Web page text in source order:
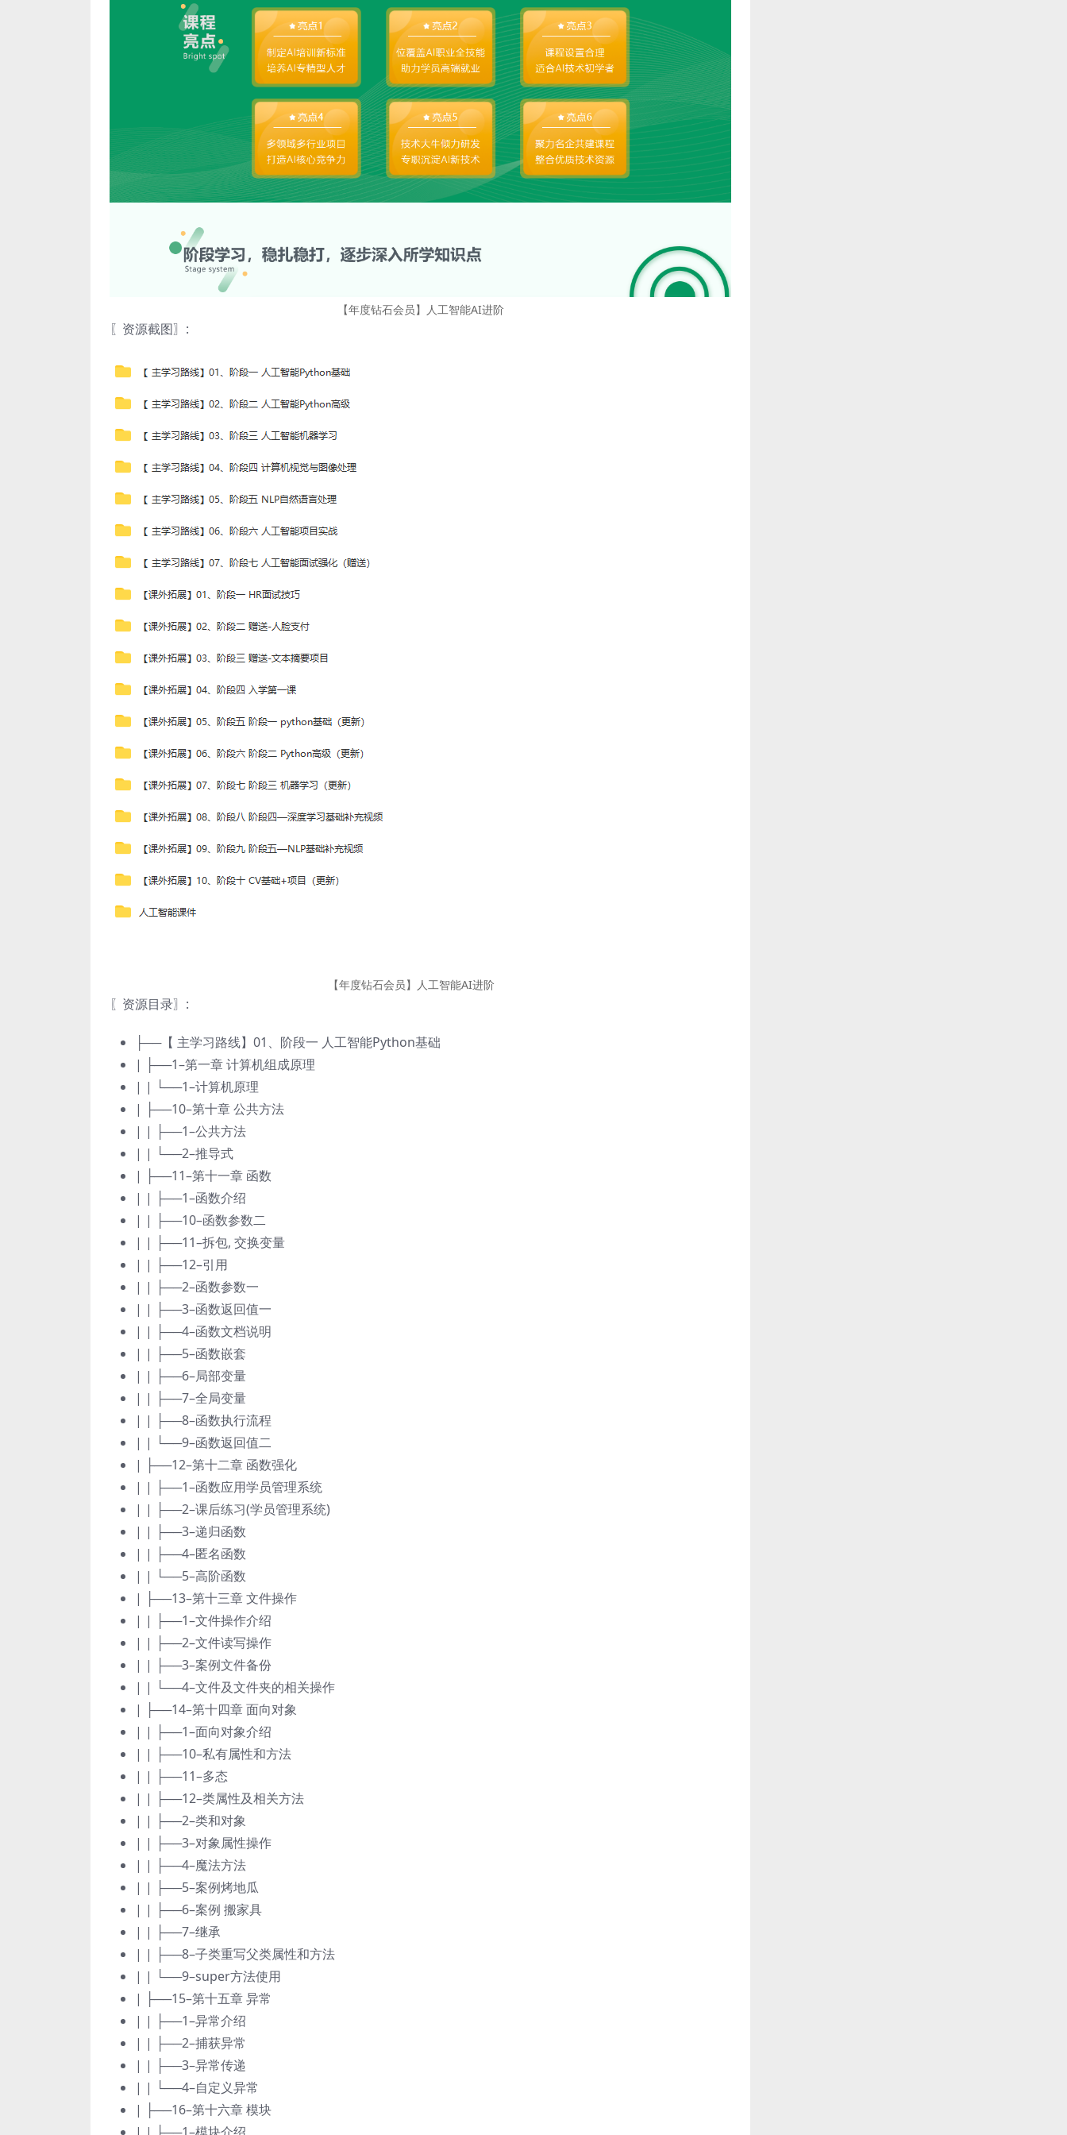
【年度钻石会员】人工智能AI进阶
〖资源截图〗:
【年度钻石会员】人工智能AI进阶
〖资源目录〗:
├──【 主学习路线】01、阶段一 人工智能Python基础
| ├──1–第一章 计算机组成原理
| | └──1–计算机原理
| ├──10–第十章 公共方法
| | ├──1–公共方法
| | └──2–推导式
| ├──11–第十一章 函数
| | ├──1–函数介绍
| | ├──10–函数参数二
| | ├──11–拆包, 交换变量
| | ├──12–引用
| | ├──2–函数参数一
| | ├──3–函数返回值一
| | ├──4–函数文档说明
| | ├──5–函数嵌套
| | ├──6–局部变量
| | ├──7–全局变量
| | ├──8–函数执行流程
| | └──9–函数返回值二
| ├──12–第十二章 函数强化
| | ├──1–函数应用学员管理系统
| | ├──2–课后练习(学员管理系统)
| | ├──3–递归函数
| | ├──4–匿名函数
| | └──5–高阶函数
| ├──13–第十三章 文件操作
| | ├──1–文件操作介绍
| | ├──2–文件读写操作
| | ├──3–案例文件备份
| | └──4–文件及文件夹的相关操作
| ├──14–第十四章 面向对象
| | ├──1–面向对象介绍
| | ├──10–私有属性和方法
| | ├──11–多态
| | ├──12–类属性及相关方法
| | ├──2–类和对象
| | ├──3–对象属性操作
| | ├──4–魔法方法
| | ├──5–案例烤地瓜
| | ├──6–案例 搬家具
| | ├──7–继承
| | ├──8–子类重写父类属性和方法
| | └──9–super方法使用
| ├──15–第十五章 异常
| | ├──1–异常介绍
| | ├──2–捕获异常
| | ├──3–异常传递
| | └──4–自定义异常
| ├──16–第十六章 模块